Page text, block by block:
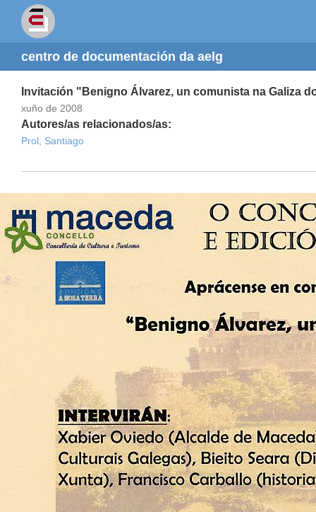
centro de documentación da aelg
Invitación "Benigno Álvarez, un comunista na Galiza
xuño de 2008
Autores/as relacionados/as:
Prol, Santiago